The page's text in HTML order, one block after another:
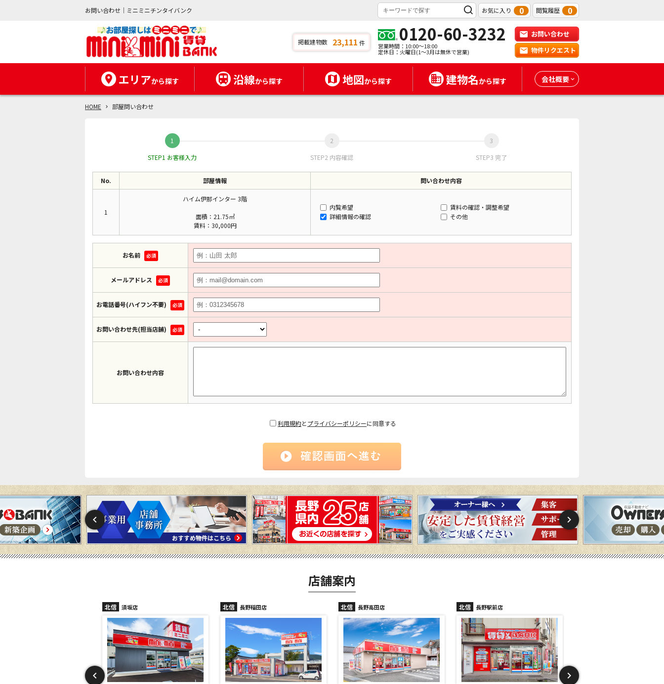
お問い合わせ｜ミニミニチンタイバンク お気に入り 0 閲覧履歴 0
掲載建物数 23,111 件 0120-60-3232
営業時間：10:00～18:00
定休日：火曜日(1～3月は無休で営業)
お問い合わせ
物件リクエスト
エリアから探す 沿線から探す 地図から探す 建物名から探す 会社概要
HOME 部屋問い合わせ
STEP1 お客様入力 STEP2 内容確認 STEP3 完了
No. 部屋情報 問い合わせ内容
1
ハイム伊那インター 3階
面積：21.75㎡
賃料：30,000円
内覧希望
賃料の確認・調整希望
詳細情報の確認
その他
お名前 必須
メールアドレス 必須
お電話番号(ハイフン不要) 必須
お問い合わせ先(担当店舗) 必須
お問い合わせ内容
利用規約とプライバシーポリシーに同意する
店舗案内
北信 北信 長野高田店 北信 長野駅前店 北信 長野稲里店